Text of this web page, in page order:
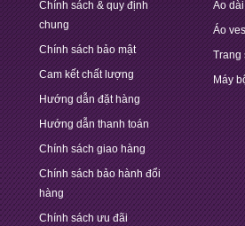
Chính sách & quy định
chung
Chính sách bảo mật
Cam kết chất lượng
Hướng dẫn đặt hàng
Hướng dẫn thanh toán
Chính sách giao hàng
Chính sách bảo hành đổi
hàng
Chính sách ưu đãi
Áo
Áo
Trang
Máy